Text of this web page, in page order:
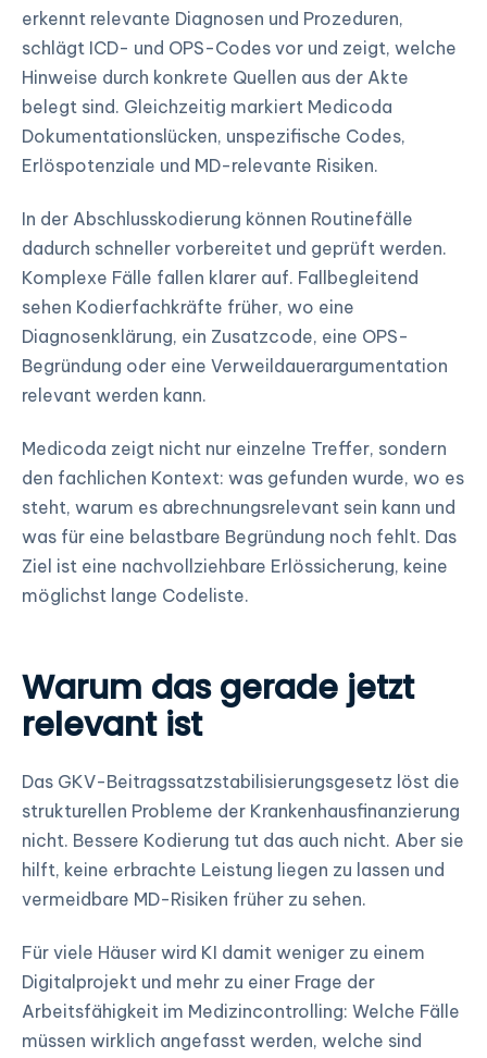
erkennt relevante Diagnosen und Prozeduren,
schlägt ICD- und OPS-Codes vor und zeigt, welche
Hinweise durch konkrete Quellen aus der Akte
belegt sind. Gleichzeitig markiert Medicoda
Dokumentationslücken, unspezifische Codes,
Erlöspotenziale und MD-relevante Risiken.
In der Abschlusskodierung können Routinefälle
dadurch schneller vorbereitet und geprüft werden.
Komplexe Fälle fallen klarer auf. Fallbegleitend
sehen Kodierfachkräfte früher, wo eine
Diagnosenklärung, ein Zusatzcode, eine OPS-
Begründung oder eine Verweildauerargumentation
relevant werden kann.
Medicoda zeigt nicht nur einzelne Treffer, sondern
den fachlichen Kontext: was gefunden wurde, wo es
steht, warum es abrechnungsrelevant sein kann und
was für eine belastbare Begründung noch fehlt. Das
Ziel ist eine nachvollziehbare Erlössicherung, keine
möglichst lange Codeliste.
Warum das gerade jetzt
relevant ist
Das GKV-Beitragssatzstabilisierungsgesetz löst die
strukturellen Probleme der Krankenhausfinanzierung
nicht. Bessere Kodierung tut das auch nicht. Aber sie
hilft, keine erbrachte Leistung liegen zu lassen und
vermeidbare MD-Risiken früher zu sehen.
Für viele Häuser wird KI damit weniger zu einem
Digitalprojekt und mehr zu einer Frage der
Arbeitsfähigkeit im Medizincontrolling: Welche Fälle
müssen wirklich angefasst werden, welche sind